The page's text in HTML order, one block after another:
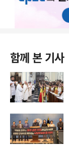
함께 본 기사